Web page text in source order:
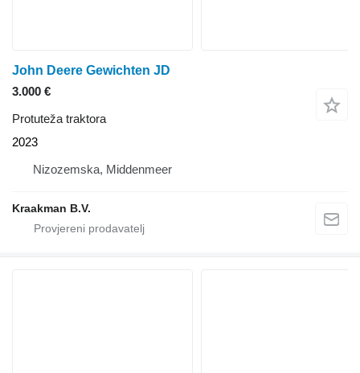
John Deere Gewichten JD
3.000 €
Protuteža traktora
2023
Nizozemska, Middenmeer
Kraakman B.V.